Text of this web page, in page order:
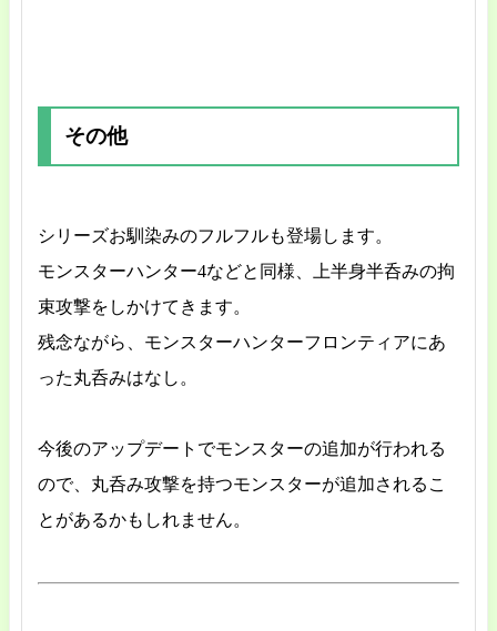
その他
シリーズお馴染みのフルフルも登場します。
モンスターハンター4などと同様、上半身半呑みの拘
束攻撃をしかけてきます。
残念ながら、モンスターハンターフロンティアにあ
った丸呑みはなし。
今後のアップデートでモンスターの追加が行われる
ので、丸呑み攻撃を持つモンスターが追加されるこ
とがあるかもしれません。